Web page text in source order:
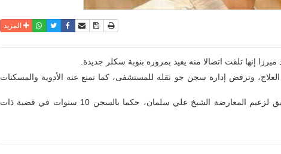
نسخة للطباعة
حفظ الموضوع
أرسل الى صديق
فيسبوكتويترواتسابالمزيد
إنها تلقت اتصالا منه يفيد بمروره بنوبة سكلر جديدة.
وترفض إدارة سجن جو نقله للمستشفى، كما تمنع عنه الأدوية والمسكنات
ويقضي أحمد ميرزا وهو الأخ غير الشقيق لزعيم المعارضة الشيخ علي سلمان، حكما بالسجن 10 سنوات في قضية ذات